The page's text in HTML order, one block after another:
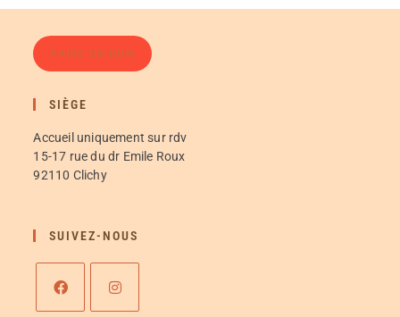
FAIRE UN DON
SIÈGE
Accueil uniquement sur rdv
15-17 rue du dr Emile Roux
92110 Clichy
SUIVEZ-NOUS